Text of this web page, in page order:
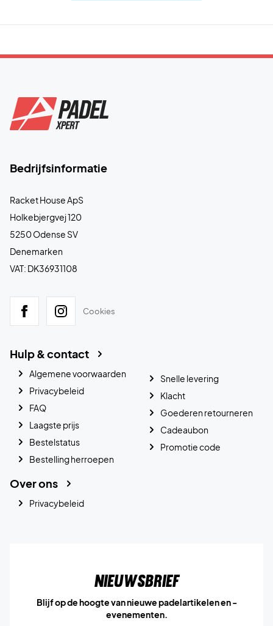
Bedrijfsinformatie
Racket House ApS
Holkebjergvej 120
5250 Odense SV
Denemarken
VAT: DK36931108
Cookies
Hulp & contact
Algemene voorwaarden
Privacybeleid
FAQ
Laagste prijs
Bestelstatus
Bestelling herroepen
Snelle levering
Klacht
Goederen retourneren
Cadeaubon
Promotie code
Over ons
Privacybeleid
Nieuwsbrief
Blijf op de hoogte van nieuwe padelartikelen en -
evenementen.